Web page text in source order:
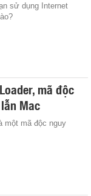
sử dụng Internet
mã độc
Mac
một mã độc nguy